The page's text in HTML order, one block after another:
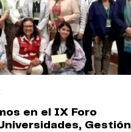
en el IX Foro
Gestión